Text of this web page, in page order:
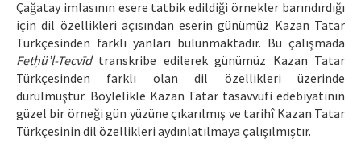
Çağatay imlasının esere tatbik edildiği örnekler barındırdığı
için dil özellikleri açısından eserin günümüz Kazan Tatar
Türkçesinden farklı yanları bulunmaktadır. Bu çalışmada
Fetḥü’l-Tecvīdtranskribe edilerek günümüz Kazan Tatar
Türkçesinden farklı olan dil özellikleri üzerinde
durulmuştur. Böylelikle Kazan Tatar tasavvufi edebiyatının
güzel bir örneği gün yüzüne çıkarılmış ve tarihî Kazan Tatar
Türkçesinin dil özellikleri aydınlatılmaya çalışılmıştır.